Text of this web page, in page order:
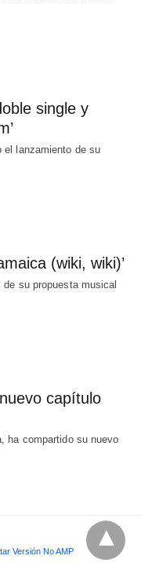
single y
el lanzamiento de su
(wiki, wiki)’
su propuesta musical
capítulo
ha compartido su nuevo
Versión No AMP